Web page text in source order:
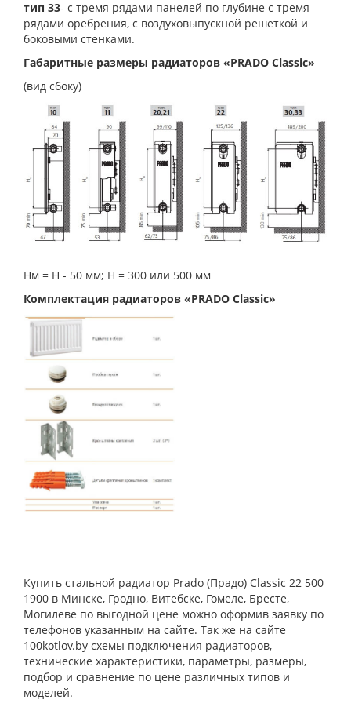
тип 33- с тремя рядами панелей по глубине с тремя
рядами оребрения, с воздуховыпускной решеткой и
боковыми стенками.
Габаритные размеры радиаторов «PRADO Classic»
(вид сбоку)
Нм = Н - 50 мм; Н = 300 или 500 мм
Комплектация радиаторов «PRADO Classic»
Купить стальной радиатор Prado (Прадо) Classic 22 500
1900 в Минске, Гродно, Витебске, Гомеле, Бресте,
Могилеве по выгодной цене можно оформив заявку по
телефонов указанным на сайте. Так же на сайте
100kotlov.by схемы подключения радиаторов,
технические характеристики, параметры, размеры,
подбор и сравнение по цене различных типов и
моделей.